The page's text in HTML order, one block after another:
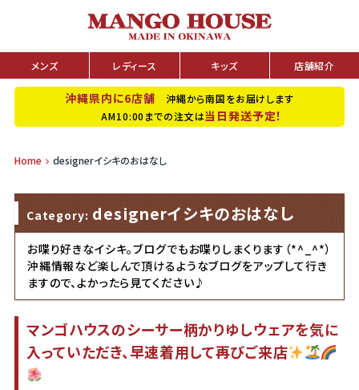
メンズ レディース キッズ 店舗紹介
沖縄県内に6店舗 沖縄から南国をお届けします
AM10:00までの注文は当日発送予定！
Home designerイシキのおはなし
Category: designerイシキのおはなし
お喋り好きなイシキ。ブログでもお喋りしまくります（*^_^*）
沖縄情報など楽しんで頂けるようなブログをアップして行き
ますので、よかったら見てください♪
マンゴハウスのシーサー柄かりゆしウェアを気に
入っていただき、早速着用して再びご来店